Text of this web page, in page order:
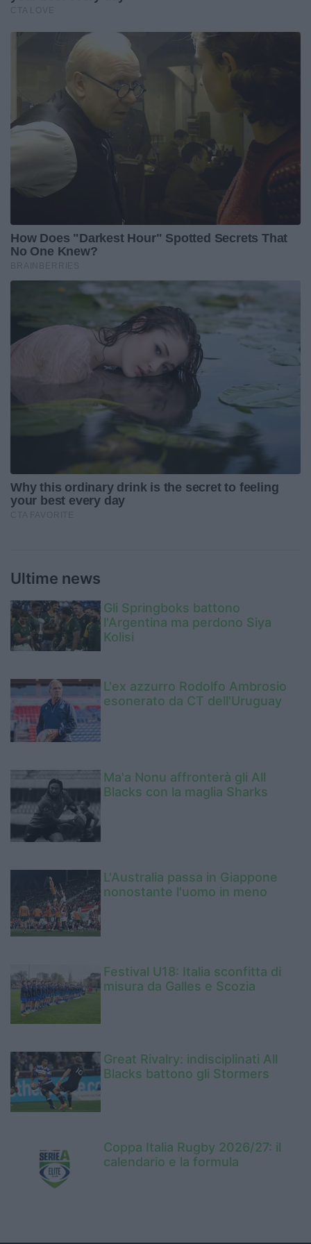
Ultime news
Gli Springboks battono
l'Argentina ma perdono Siya
Kolisi
L'ex azzurro Rodolfo Ambrosio
esonerato da CT dell'Uruguay
Ma'a Nonu affronterà gli All
Blacks con la maglia Sharks
L'Australia passa in Giappone
nonostante l'uomo in meno
Festival U18: Italia sconfitta di
misura da Galles e Scozia
Great Rivalry: indisciplinati All
Blacks battono gli Stormers
Coppa Italia Rugby 2026/27: il
calendario e la formula